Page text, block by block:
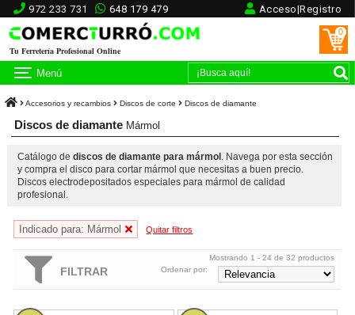
972 233 731 648 179 479 Acceso|Registro
Tu Ferretería Profesional Online
0
Menú
Accesorios y recambios Discos de corte Discos de diamante
Discos de diamante Mármol
Catálogo de discos de diamante para mármol . Navega por esta sección
y compra el disco para cortar mármol que necesitas a buen precio.
Discos electrodepositados especiales para mármol de calidad
profesional.
Indicado para: Mármol Quitar filtros
FILTRAR
Mostrando 1 - 24 de 32 productos
Ordenar por: